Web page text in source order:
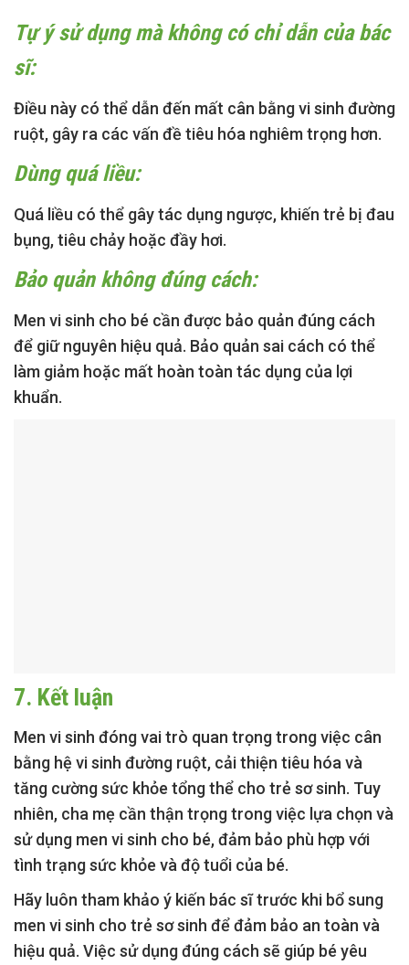
Tự ý sử dụng mà không có chỉ dẫn của bác
sĩ:
Điều này có thể dẫn đến mất cân bằng vi sinh đường
ruột, gây ra các vấn đề tiêu hóa nghiêm trọng hơn.
Dùng quá liều:
Quá liều có thể gây tác dụng ngược, khiến trẻ bị đau
bụng, tiêu chảy hoặc đầy hơi.
Bảo quản không đúng cách:
Men vi sinh cho bé cần được bảo quản đúng cách
để giữ nguyên hiệu quả. Bảo quản sai cách có thể
làm giảm hoặc mất hoàn toàn tác dụng của lợi
khuẩn.
7. Kết luận
Men vi sinh đóng vai trò quan trọng trong việc cân
bằng hệ vi sinh đường ruột, cải thiện tiêu hóa và
tăng cường sức khỏe tổng thể cho trẻ sơ sinh. Tuy
nhiên, cha mẹ cần thận trọng trong việc lựa chọn và
sử dụng men vi sinh cho bé, đảm bảo phù hợp với
tình trạng sức khỏe và độ tuổi của bé.
Hãy luôn tham khảo ý kiến bác sĩ trước khi bổ sung
men vi sinh cho trẻ sơ sinh để đảm bảo an toàn và
hiệu quả. Việc sử dụng đúng cách sẽ giúp bé yêu